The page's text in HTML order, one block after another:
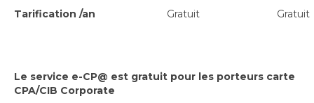
Tarification /an Gratuit Gratuit
Le service e-CP@ est gratuit pour les porteurs carte
CPA/CIB Corporate